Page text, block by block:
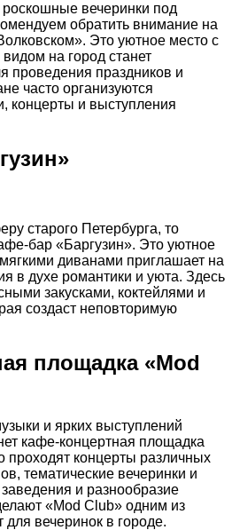
вечеринки под
обратить внимание на
Это уютное место с
на город станет
проведения праздников и
часто организуются
концерты и выступления
старого Петербурга, то
бар «Баргузин». Это уютное
диванами приглашает на
в духе романтики и уюта. Здесь
закусками, коктейлями и
создаст неповторимую
площадка «Mod
и ярких выступлений
кафе-концертная площадка
проходят концерты различных
тематические вечеринки и
и разнообразие
«Mod Club» одним из
вечеринок в городе.